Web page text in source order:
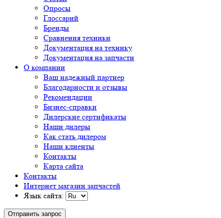
Опросы
Глоссарий
Бренды
Сравнения техники
Документация на технику
Документация на запчасти
О компании
Ваш надежный партнер
Благодарности и отзывы
Рекомендации
Бизнес-справки
Дилерские сертификаты
Наши дилеры
Как стать дилером
Наши клиенты
Контакты
Карта сайта
Контакты
Интернет магазин запчастей
Язык сайта:
Отправить запрос